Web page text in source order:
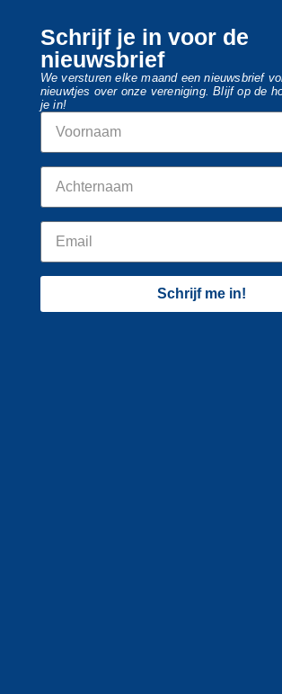
Schrijf je in voor de
nieuwsbrief
We versturen elke maand een nieuwsbrief
nieuwtjes over onze vereniging. Blijf op de
je in!
Schrijf me in!